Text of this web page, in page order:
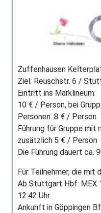
Zuffenhausen
Ziel: Reuschstr. 6 /
Eintritt ins Märklineum:
10 € / Person, bei
Personen: 8 € / Person
Führung für Gruppe mit
zusätzlich 5 € / Person
Die Führung dauert ca.
Für Teilnehmer, die mit
Ab Stuttgart Hbf: MEX
12:42 Uhr
Ankunft in Göppingen